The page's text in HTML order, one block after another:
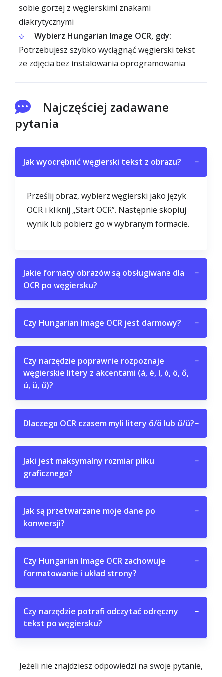
sobie gorzej z węgierskimi znakami
diakrytycznymi
Wybierz Hungarian Image OCR, gdy:
Potrzebujesz szybko wyciągnąć węgierski tekst
ze zdjęcia bez instalowania oprogramowania
Najczęściej zadawane
pytania
Jak wyodrębnić węgierski tekst z obrazu? −
Prześlij obraz, wybierz węgierski jako język
OCR i kliknij „Start OCR”. Następnie skopiuj
wynik lub pobierz go w wybranym formacie.
Jakie formaty obrazów są obsługiwane dla
OCR po węgiersku?
−
Czy Hungarian Image OCR jest darmowy? −
Czy narzędzie poprawnie rozpoznaje
węgierskie litery z akcentami (á, é, í, ó, ö, ő,
ú, ü, ű)?
−
Dlaczego OCR czasem myli litery ő/ö lub ű/ü?−
Jaki jest maksymalny rozmiar pliku
graficznego?
−
Jak są przetwarzane moje dane po
konwersji?
−
Czy Hungarian Image OCR zachowuje
formatowanie i układ strony?
−
Czy narzędzie potrafi odczytać odręczny
tekst po węgiersku?
−
Jeżeli nie znajdziesz odpowiedzi na swoje pytanie,